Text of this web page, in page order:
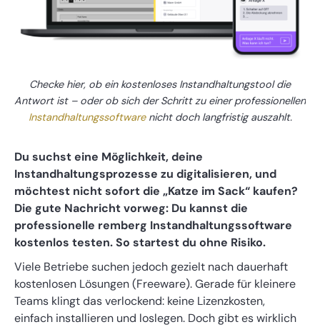
Checke hier, ob ein kostenloses Instandhaltungstool die
Antwort ist – oder ob sich der Schritt zu einer professionellen
Instandhaltungssoftwarenicht doch langfristig auszahlt.
Du suchst eine Möglichkeit, deine
Instandhaltungsprozesse zu digitalisieren, und
möchtest nicht sofort die „Katze im Sack“ kaufen?
Die gute Nachricht vorweg: Du kannst die
professionelle remberg Instandhaltungssoftware
kostenlos testen. So startest du ohne Risiko.
Viele Betriebe suchen jedoch gezielt nach dauerhaft
kostenlosen Lösungen (Freeware). Gerade für kleinere
Teams klingt das verlockend: keine Lizenzkosten,
einfach installieren und loslegen. Doch gibt es wirklich